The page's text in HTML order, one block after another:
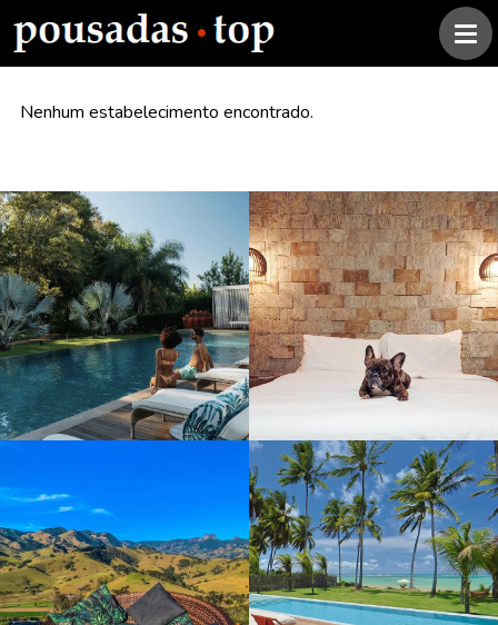
Nenhum estabelecimento encontrado.